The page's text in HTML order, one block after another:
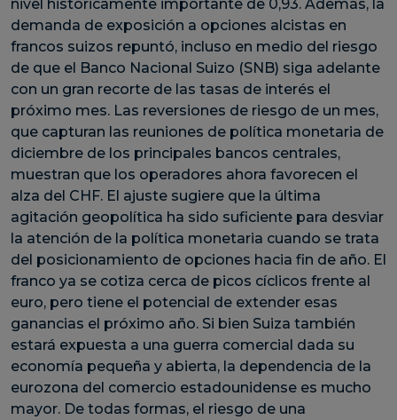
nivel históricamente importante de 0,93. Además, la
demanda de exposición a opciones alcistas en
francos suizos repuntó, incluso en medio del riesgo
de que el Banco Nacional Suizo (SNB) siga adelante
con un gran recorte de las tasas de interés el
próximo mes. Las reversiones de riesgo de un mes,
que capturan las reuniones de política monetaria de
diciembre de los principales bancos centrales,
muestran que los operadores ahora favorecen el
alza del CHF. El ajuste sugiere que la última
agitación geopolítica ha sido suficiente para desviar
la atención de la política monetaria cuando se trata
del posicionamiento de opciones hacia fin de año. El
franco ya se cotiza cerca de picos cíclicos frente al
euro, pero tiene el potencial de extender esas
ganancias el próximo año. Si bien Suiza también
estará expuesta a una guerra comercial dada su
economía pequeña y abierta, la dependencia de la
eurozona del comercio estadounidense es mucho
mayor. De todas formas, el riesgo de una